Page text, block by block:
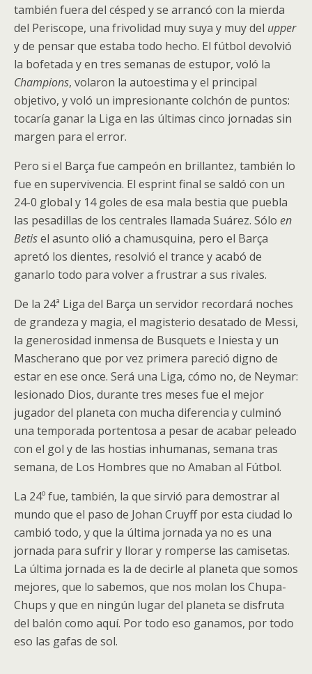
también fuera del césped y se arrancó con la mierda
del Periscope, una frivolidad muy suya y muy del upper
y de pensar que estaba todo hecho. El fútbol devolvió
la bofetada y en tres semanas de estupor, voló la
Champions, volaron la autoestima y el principal
objetivo, y voló un impresionante colchón de puntos:
tocaría ganar la Liga en las últimas cinco jornadas sin
margen para el error.
Pero si el Barça fue campeón en brillantez, también lo
fue en supervivencia. El esprint final se saldó con un
24-0 global y 14 goles de esa mala bestia que puebla
las pesadillas de los centrales llamada Suárez. Sólo en
Betisel asunto olió a chamusquina, pero el Barça
apretó los dientes, resolvió el trance y acabó de
ganarlo todo para volver a frustrar a sus rivales.
De la 24ª Liga del Barça un servidor recordará noches
de grandeza y magia, el magisterio desatado de Messi,
la generosidad inmensa de Busquets e Iniesta y un
Mascherano que por vez primera pareció digno de
estar en ese once. Será una Liga, cómo no, de Neymar:
lesionado Dios, durante tres meses fue el mejor
jugador del planeta con mucha diferencia y culminó
una temporada portentosa a pesar de acabar peleado
con el gol y de las hostias inhumanas, semana tras
semana, de Los Hombres que no Amaban al Fútbol.
La 24º fue, también, la que sirvió para demostrar al
mundo que el paso de Johan Cruyff por esta ciudad lo
cambió todo, y que la última jornada ya no es una
jornada para sufrir y llorar y romperse las camisetas.
La última jornada es la de decirle al planeta que somos
mejores, que lo sabemos, que nos molan los Chupa-
Chups y que en ningún lugar del planeta se disfruta
del balón como aquí. Por todo eso ganamos, por todo
eso las gafas de sol.